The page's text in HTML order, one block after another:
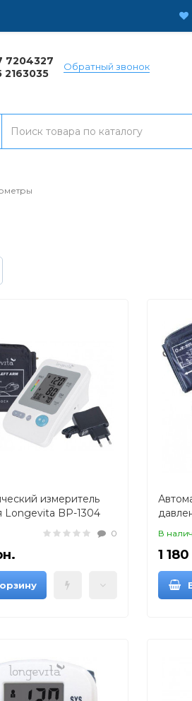
7204327
2163035
Обратный звонок
измеритель
Longevita BP-1304
на плечо)
0 В
1